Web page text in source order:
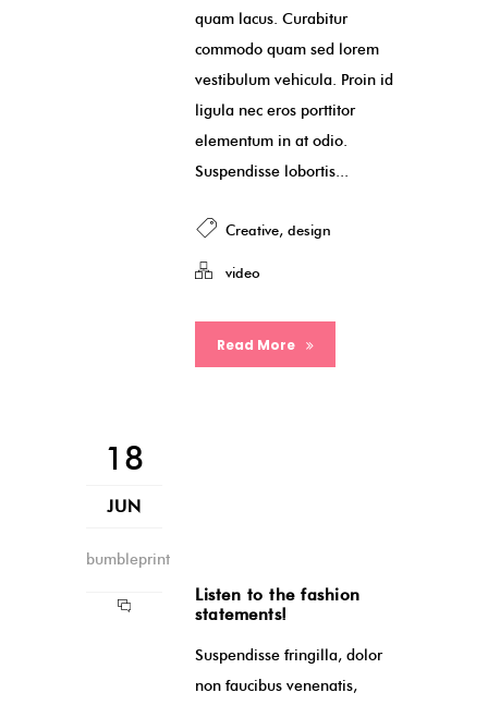
quam lacus. Curabitur
commodo quam sed lorem
vestibulum vehicula. Proin id
ligula nec eros porttitor
elementum in at odio.
Suspendisse lobortis...
Creative, design
video
Read More
18
JUN
bumbleprint
Listen to the fashion
statements!
Suspendisse fringilla, dolor
non faucibus venenatis,